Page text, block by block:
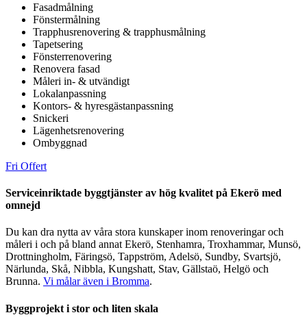
Fasadmålning
Fönstermålning
Trapphusrenovering & trapphusmålning
Tapetsering
Fönsterrenovering
Renovera fasad
Måleri in- & utvändigt
Lokalanpassning
Kontors- & hyresgästanpassning
Snickeri
Lägenhetsrenovering
Ombyggnad
Fri Offert
Serviceinriktade byggtjänster av hög kvalitet på Ekerö med
omnejd
Du kan dra nytta av våra stora kunskaper inom renoveringar och
måleri i och på bland annat Ekerö, Stenhamra, Troxhammar, Munsö,
Drottningholm, Färingsö, Tappström, Adelsö, Sundby, Svartsjö,
Närlunda, Skå, Nibbla, Kungshatt, Stav, Gällstaö, Helgö och
Brunna. Vi målar även i Bromma.
Byggprojekt i stor och liten skala